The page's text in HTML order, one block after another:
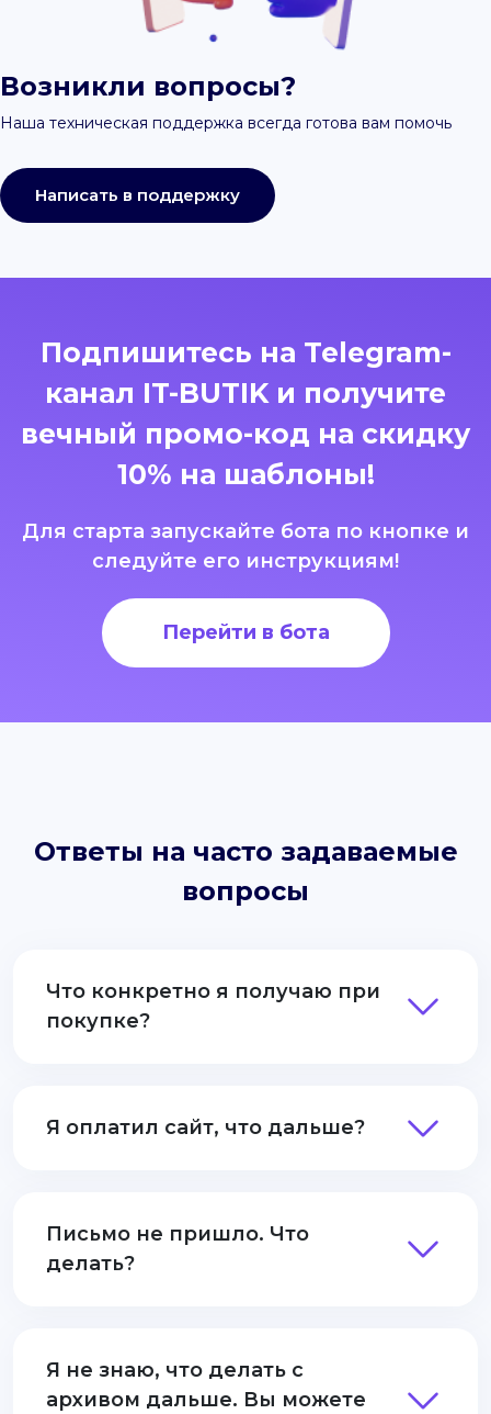
Возникли вопросы?
Наша техническая поддержка всегда готова вам помочь
Написать в поддержку
Подпишитесь на Telegram-
канал IT-BUTIK и получите
вечный промо-код на скидку
10% на шаблоны!
Для старта запускайте бота по кнопке и
следуйте его инструкциям!
Перейти в бота
Ответы на часто задаваемые
вопросы
Что конкретно я получаю при
покупке?
Я оплатил сайт, что дальше?
Письмо не пришло. Что
делать?
Я не знаю, что делать с
архивом дальше. Вы можете